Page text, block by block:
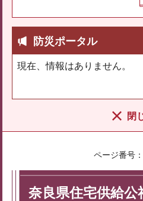
防災ポータル
現在、情報はありません。
閉
ページ番号
奈良県住宅供給公